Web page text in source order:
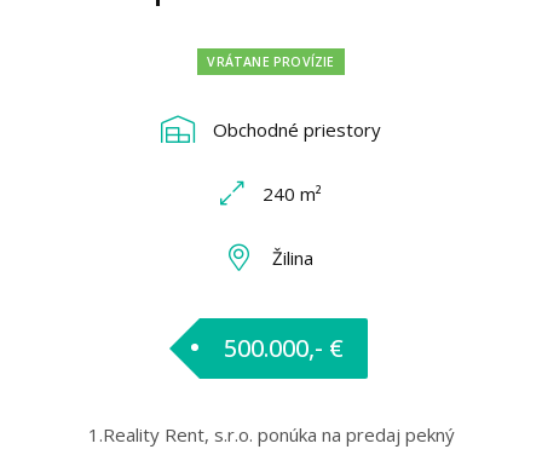
VRÁTANE PROVÍZIE
Obchodné priestory
240 m²
Žilina
500.000,- €
1.Reality Rent, s.r.o. ponúka na predaj pekný